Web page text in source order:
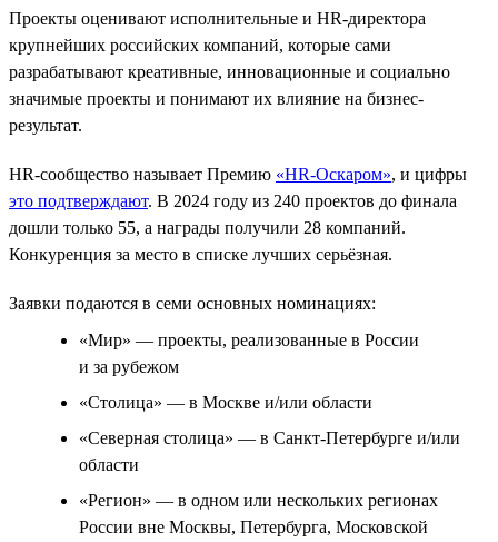
Проекты оценивают исполнительные и HR-директора
крупнейших российских компаний, которые сами
разрабатывают креативные, инновационные и социально
значимые проекты и понимают их влияние на бизнес-
результат.
HR-сообщество называет Премию «HR-Оскаром», и цифры
это подтверждают. В 2024 году из 240 проектов до финала
дошли только 55, а награды получили 28 компаний.
Конкуренция за место в списке лучших серьёзная.
Заявки подаются в семи основных номинациях:
«Мир» — проекты, реализованные в России
и за рубежом
«Столица» — в Москве и/или области
«Северная столица» — в Санкт-Петербурге и/или
области
«Регион» — в одном или нескольких регионах
России вне Москвы, Петербурга, Московской